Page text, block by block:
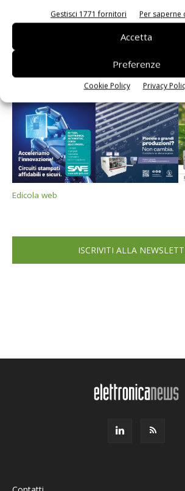
Gestisci 1771 fornitori Per saperne
Accetta
Preferenze
Cookie Policy Privacy
Edicola web
PCB Magazine
Edicola web
ISCRIVITI ALLA